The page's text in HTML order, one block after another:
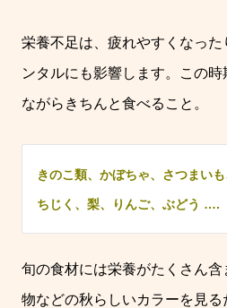
栄養不足は、疲れやすくなっ
ンタルにも影響します。この
ながらきちんと食べること。
きのこ類、かぼちゃ、さつまい
ちじく、梨、りんご、ぶどう ….
旬の食材には栄養がたくさん
物などの秋らしいカラーを見